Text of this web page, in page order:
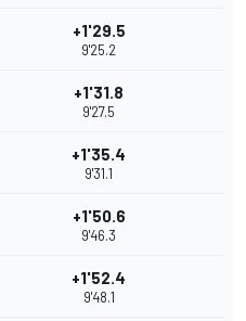
+1'29.5
9'25.2
+1'31.8
9'27.5
+1'35.4
9'31.1
+1'50.6
9'46.3
+1'52.4
9'48.1